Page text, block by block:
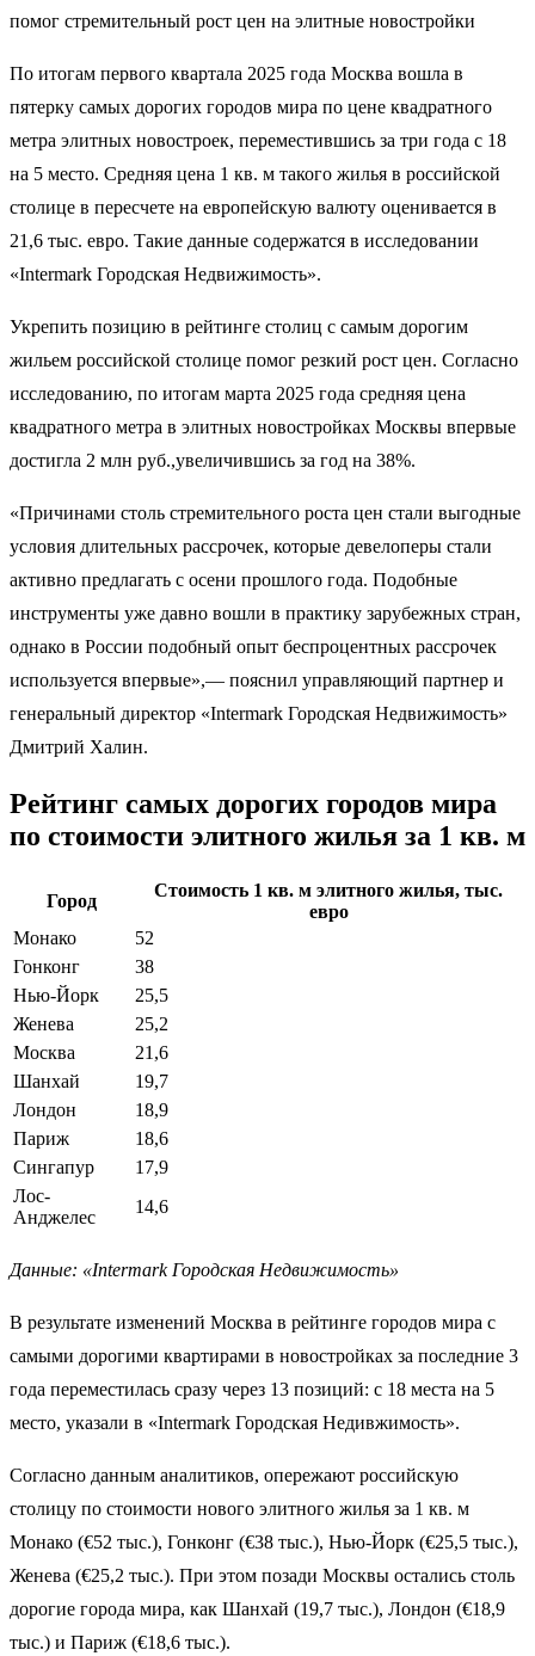
помог стремительный рост цен на элитные новостройки
По итогам первого квартала 2025 года Москва вошла в
пятерку самых дорогих городов мира по цене квадратного
метра элитных новостроек, переместившись за три года с 18
на 5 место. Средняя цена 1 кв. м такого жилья в российской
столице в пересчете на европейскую валюту оценивается в
21,6 тыс. евро. Такие данные содержатся в исследовании
«Intermark Городская Недвижимость».
Укрепить позицию в рейтинге столиц с самым дорогим
жильем российской столице помог резкий рост цен. Согласно
исследованию, по итогам марта 2025 года средняя цена
квадратного метра в элитных новостройках Москвы впервые
достигла 2 млн руб.,увеличившись за год на 38%.
«Причинами столь стремительного роста цен стали выгодные
условия длительных рассрочек, которые девелоперы стали
активно предлагать с осени прошлого года. Подобные
инструменты уже давно вошли в практику зарубежных стран,
однако в России подобный опыт беспроцентных рассрочек
используется впервые»,— пояснил управляющий партнер и
генеральный директор «Intermark Городская Недвижимость»
Дмитрий Халин.
Рейтинг самых дорогих городов мира
по стоимости элитного жилья за 1 кв. м
Город
Стоимость 1 кв. м элитного жилья, тыс.
евро
Монако
52
Гонконг
38
Нью-Йорк
25,5
Женева
25,2
Москва
21,6
Шанхай
19,7
Лондон
18,9
Париж
18,6
Сингапур
17,9
Лос-
Анджелес
14,6
Данные: «Intermark Городская Недвижимость»
В результате изменений Москва в рейтинге городов мира с
самыми дорогими квартирами в новостройках за последние 3
года переместилась сразу через 13 позиций: с 18 места на 5
место, указали в «Intermark Городская Недивжимость».
Согласно данным аналитиков, опережают российскую
столицу по стоимости нового элитного жилья за 1 кв. м
Монако (€52 тыс.), Гонконг (€38 тыс.), Нью-Йорк (€25,5 тыс.),
Женева (€25,2 тыс.). При этом позади Москвы остались столь
дорогие города мира, как Шанхай (19,7 тыс.), Лондон (€18,9
тыс.) и Париж (€18,6 тыс.).